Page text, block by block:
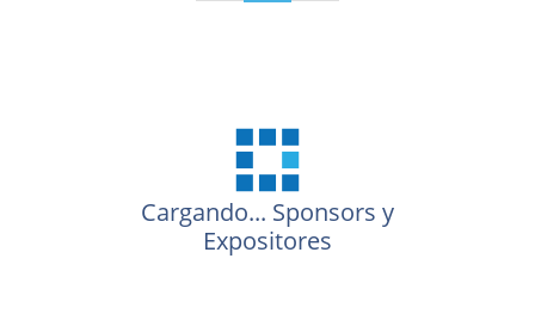
Cargando... Sponsors y
Expositores